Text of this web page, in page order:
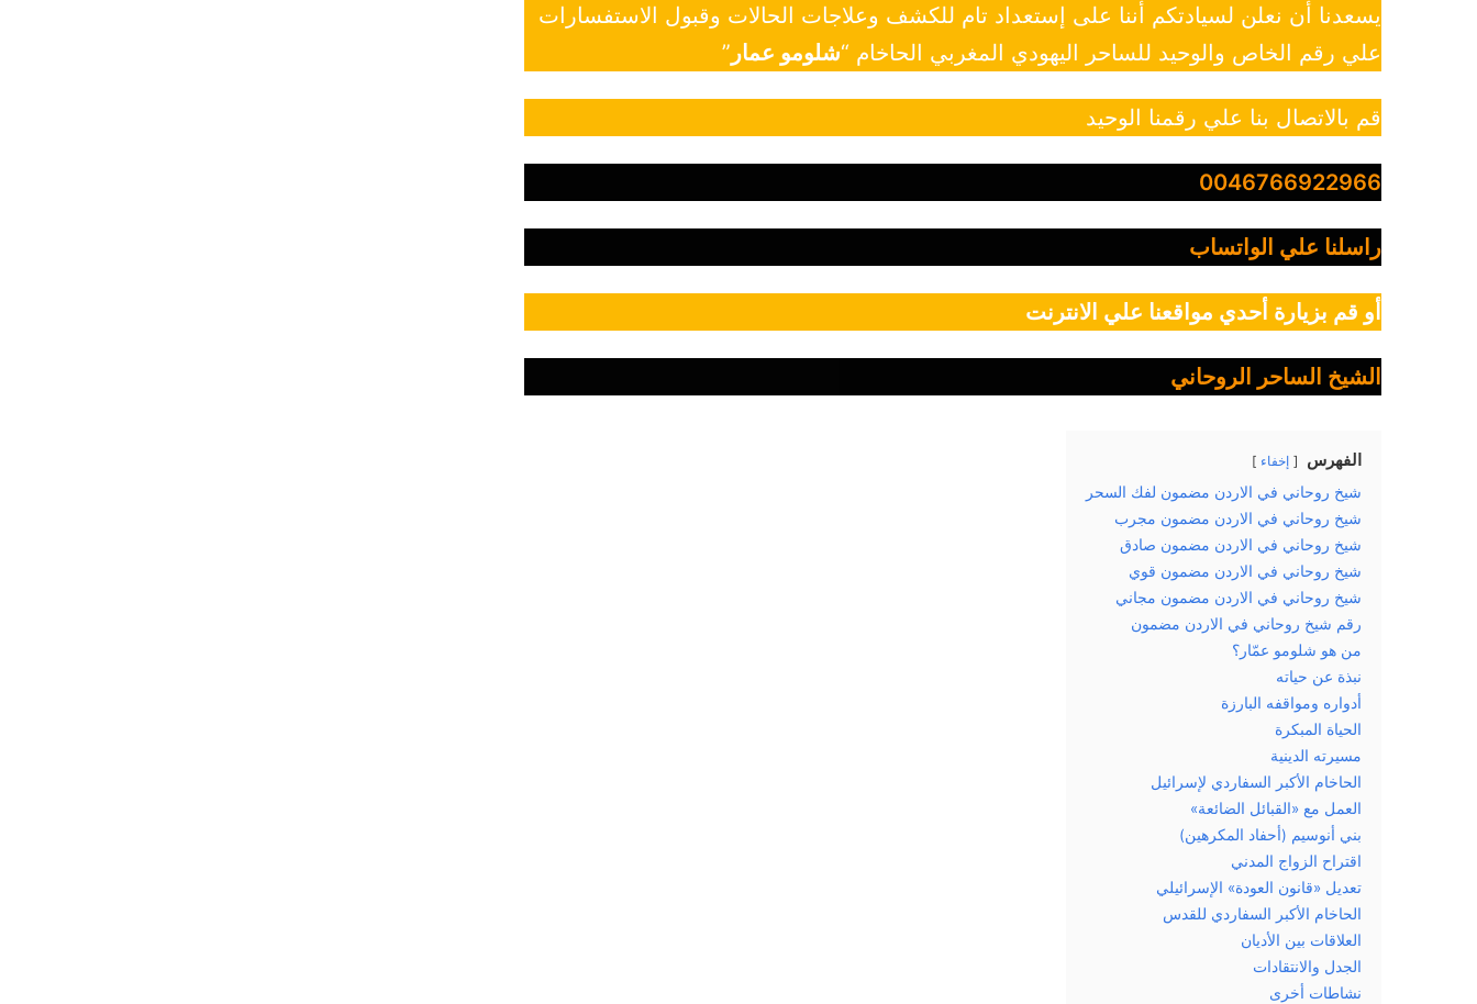
يسعدنا أن نعلن لسيادتكم أننا على إستعداد تام للكشف وعلاجات الحالات وقبول الاستفسارات
علي رقم الخاص والوحيد للساحر اليهودي المغربي الحاخام “شلومو عمار ”
قم بالاتصال بنا علي رقمنا الوحيد
0046766922966
راسلنا علي الواتساب
أو قم بزيارة أحدي مواقعنا علي الانترنت
الشيخ الساحر الروحاني
الفهرس إخفاء
شيخ روحاني في الاردن مضمون لفك السحر
شيخ روحاني في الاردن مضمون مجرب
شيخ روحاني في الاردن مضمون صادق
شيخ روحاني في الاردن مضمون قوي
شيخ روحاني في الاردن مضمون مجاني
رقم شيخ روحاني في الاردن مضمون
من هو شلومو عمّار؟
نبذة عن حياته
أدواره ومواقفه البارزة
الحياة المبكرة
مسيرته الدينية
الحاخام الأكبر السفاردي لإسرائيل
العمل مع «القبائل الضائعة»
بني أنوسيم (أحفاد المكرهين)
اقتراح الزواج المدني
تعديل «قانون العودة» الإسرائيلي
الحاخام الأكبر السفاردي للقدس
العلاقات بين الأديان
الجدل والانتقادات
نشاطات أخرى